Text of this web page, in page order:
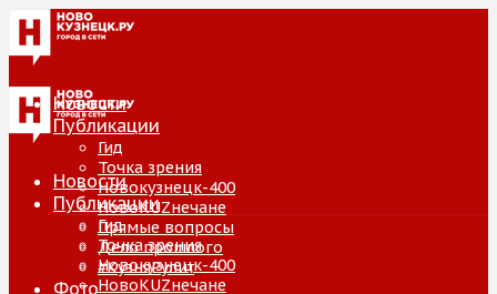
Новости
Публикации
Гид
Точка зрения
Новокузнецк-400
НовоKUZнечане
Прямые вопросы
Дело прошлого
#КузняРулит
Фото
Новости
Публикации
Гид
Точка зрения
Новокузнецк-400
НовоKUZнечане